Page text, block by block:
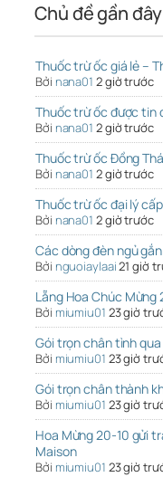
Chủ đề gần đây
Thuốc trừ ốc giá lẻ –
Bởi nana01 2 giờ trước
Thuốc trừ ốc được tin
Bởi nana01 2 giờ trước
Thuốc trừ ốc Đồng
Bởi nana01 2 giờ trước
Thuốc trừ ốc đại lý
Bởi nana01 2 giờ trước
Các dòng đèn ngủ
Bởi nguoiaylaai21 giờ
Lẵng Hoa Chúc
Bởi miumiu01 23 giờ
Gói trọn chân tình
Bởi miumiu01 23 giờ
Gói trọn chân thành
Bởi miumiu01 23 giờ
Hoa Mừng 20-10 gửi
Maison
Bởi miumiu01 23 giờ